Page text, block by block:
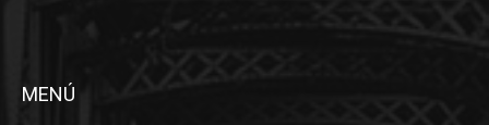
MENÚ